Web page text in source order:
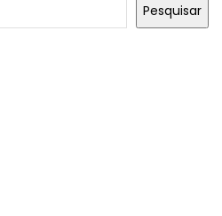
Pesquisar